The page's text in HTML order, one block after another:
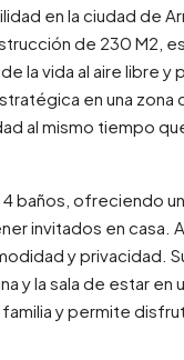
en la ciudad de
de 230 M2,
la vida al aire libre y
en una
al mismo tiempo
baños, ofreciendo
invitados en casa.
y privacidad.
y la sala de estar en
y permite